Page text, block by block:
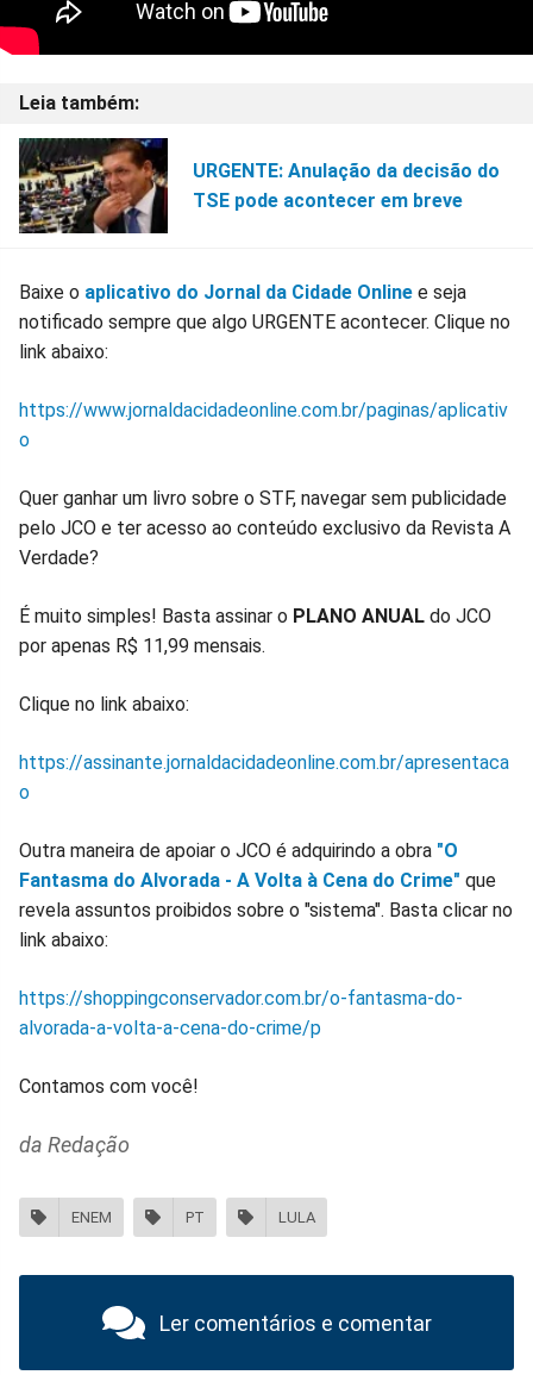
URGENTE: Anulação da decisão do
TSE pode acontecer em breve
Baixe o aplicativo do Jornal da Cidade Online e seja
notificado sempre que algo URGENTE acontecer. Clique no
link abaixo:
https://www.jornaldacidadeonline.com.br/paginas/aplicativ
o
Quer ganhar um livro sobre o STF, navegar sem publicidade
pelo JCO e ter acesso ao conteúdo exclusivo da Revista A
Verdade?
É muito simples! Basta assinar o PLANO ANUAL do JCO
por apenas R$ 11,99 mensais.
Clique no link abaixo:
https://assinante.jornaldacidadeonline.com.br/apresentaca
o
Outra maneira de apoiar o JCO é adquirindo a obra "O
Fantasma do Alvorada - A Volta à Cena do Crime" que
revela assuntos proibidos sobre o "sistema". Basta clicar no
link abaixo:
https://shoppingconservador.com.br/o-fantasma-do-
alvorada-a-volta-a-cena-do-crime/p
Contamos com você!
da Redação
ENEM PT LULA
Ler comentários e comentar